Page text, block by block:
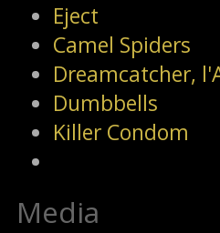
Eject
Camel Spiders
Dreamcatcher,
Dumbbells
Killer Condom
Media